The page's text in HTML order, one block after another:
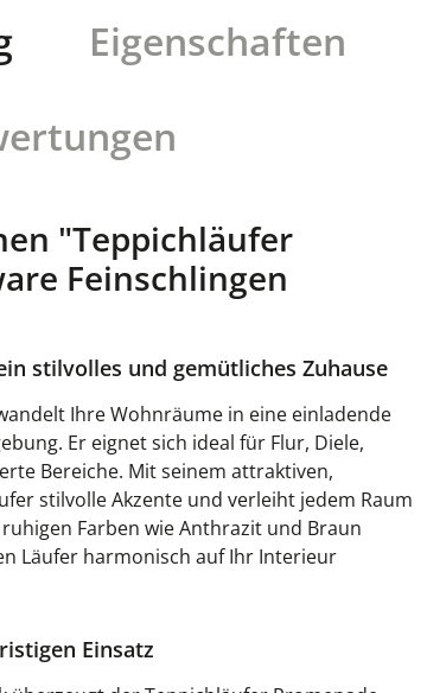
Eigenschaften
"Teppichläufer
Feinschlingen
stilvolles und gemütliches Zuhause
Ihre Wohnräume in eine einladende
Er eignet sich ideal für Flur, Diele,
Bereiche. Mit seinem attraktiven,
stilvolle Akzente und verleiht jedem Raum
Farben wie Anthrazit und Braun
Läufer harmonisch auf Ihr Interieur
Einsatz